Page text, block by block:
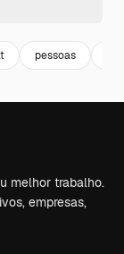
pessoas
melhor trabalho.
empresas,